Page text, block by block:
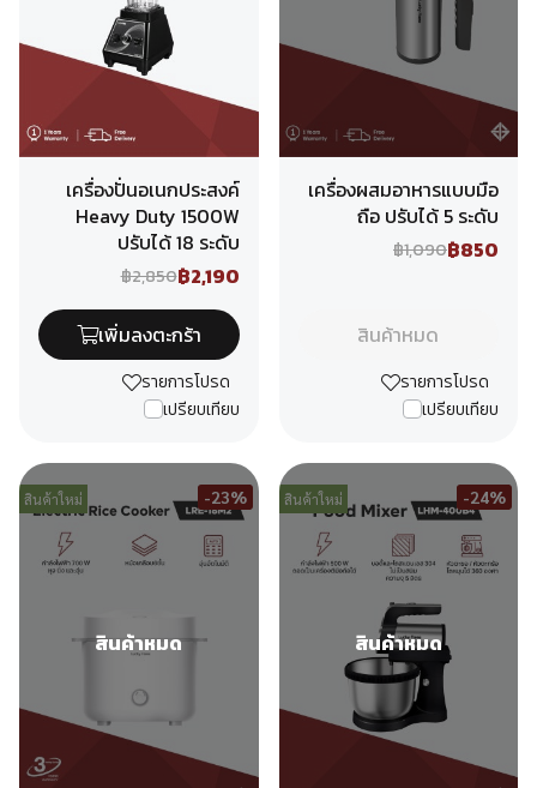
เครื่องปั่นอเนกประสงค์
Heavy Duty 1500W
ปรับได้ 18 ระดับ
฿2,850฿2,190
เพิ่มลงตะกร้า
รายการโปรด
เปรียบเทียบ
เครื่องผสมอาหารแบบมือ
ถือ ปรับได้ 5 ระดับ
฿1,090฿850
สินค้าหมด
รายการโปรด
เปรียบเทียบ
สินค้าใหม่ -23%
สินค้าหมด
สินค้าใหม่ -24%
สินค้าหมด